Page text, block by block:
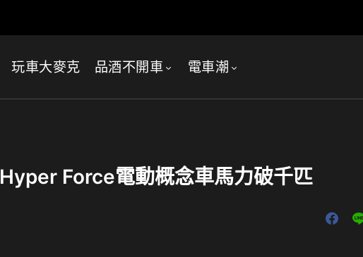
玩車大麥克 品酒不開車 電車潮
Force電動概念車馬力破千匹